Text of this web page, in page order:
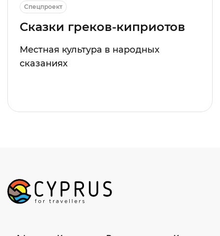
Спецпроект
Сказки греков-киприотов
Местная культура в народных
сказаниях